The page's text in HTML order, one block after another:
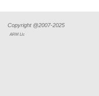
Copyright @2007-2025
ARM Llc